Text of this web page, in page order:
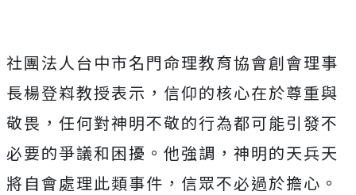
社團法人台中市名門命理教育協會創會理事
長楊登嵙教授表示，信仰的核心在於尊重與
敬畏，任何對神明不敬的行為都可能引發不
必要的爭議和困擾。他強調，神明的天兵天
將自會處理此類事件，信眾不必過於擔心。